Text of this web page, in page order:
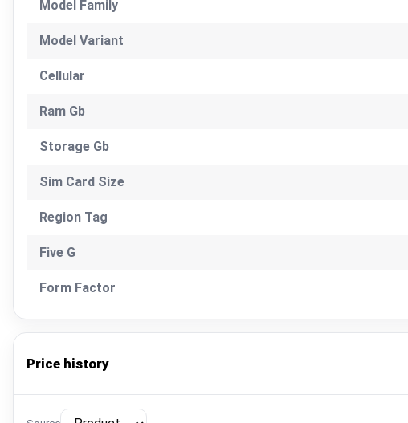
Model Family
Model Variant
Cellular
Ram Gb
Storage Gb
Sim Card Size
Region Tag
Five G
Form Factor
Price history